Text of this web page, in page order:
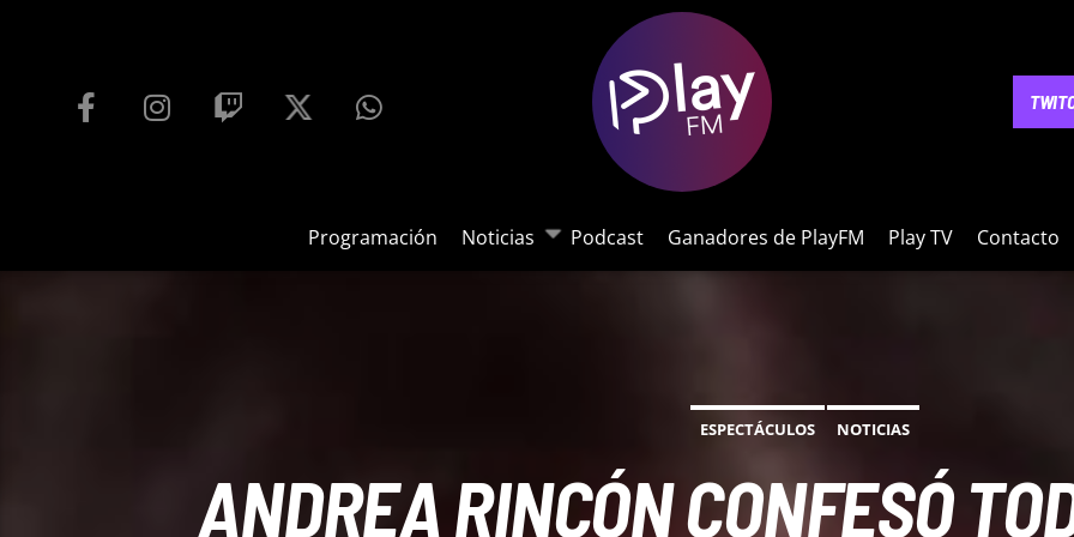
Programación Noticias Podcast Ganadores de PlayFM Play TV Contacto
NOTICIAS
ESPECTÁCULOS NOTICIAS
ANDREA RINCÓN CONFESÓ